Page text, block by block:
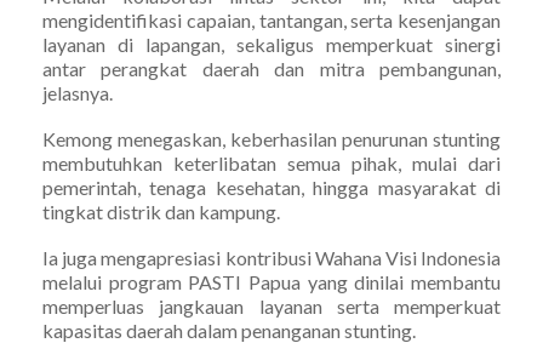
mengidentifikasi capaian, tantangan, serta kesenjangan
layanan di lapangan, sekaligus memperkuat sinergi
antar perangkat daerah dan mitra pembangunan,
jelasnya.
Kemong menegaskan, keberhasilan penurunan stunting
membutuhkan keterlibatan semua pihak, mulai dari
pemerintah, tenaga kesehatan, hingga masyarakat di
tingkat distrik dan kampung.
Ia juga mengapresiasi kontribusi Wahana Visi Indonesia
melalui program PASTI Papua yang dinilai membantu
memperluas jangkauan layanan serta memperkuat
kapasitas daerah dalam penanganan stunting.